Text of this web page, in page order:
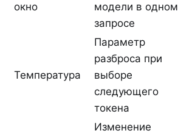
окно
модели в одном
запросе
Температура
Параметр
разброса при
выборе
следующего
токена
Изменение